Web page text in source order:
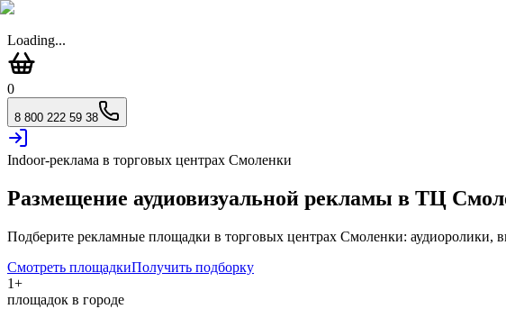
Loading...
0
8 800 222 59 38
Indoor-реклама в торговых центрах Смоленки
Размещение аудиовизуальной рекламы в ТЦ
Подберите рекламные площадки в торговых центрах Смоленки: аудиоролики,
Смотреть площадкиПолучить подборку
1+
площадок в городе